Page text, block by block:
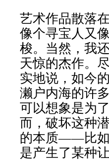
艺术作品散落
像个寻宝人又
梭。当然，我
天惊的杰作。
实地说，如今
濑户内海的许
可以想象是为
而，破坏这种
的本质——比
是产生了某种